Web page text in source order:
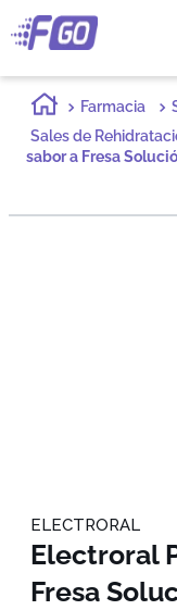
Farmacia
Sales de
sabor a Fresa
ELECTRORAL
Electroral
Fresa